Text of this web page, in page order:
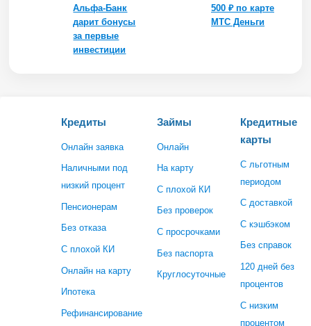
Альфа-Банк
дарит бонусы
за первые
инвестиции
500 ₽ по карте
МТС Деньги
Кредиты
Онлайн заявка
Наличными под
низкий процент
Пенсионерам
Без отказа
С плохой КИ
Онлайн на карту
Ипотека
Рефинансирование
Займы
Онлайн
На карту
С плохой КИ
Без проверок
С просрочками
Без паспорта
Круглосуточные
Кредитные
карты
С льготным
периодом
С доставкой
С кэшбэком
Без справок
120 дней без
процентов
С низким
процентом